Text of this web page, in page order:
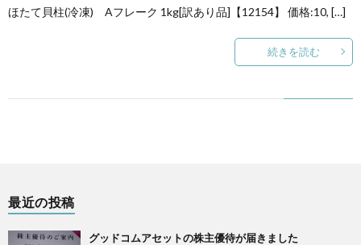
ほたて貝柱(冷凍) Aフレーク 1kg[訳あり品]【12154】 価格:10, […]
続きを読む
最近の投稿
グッドコムアセットの株主優待が届きました